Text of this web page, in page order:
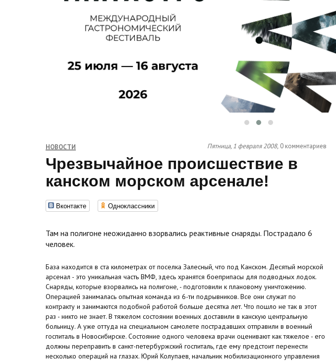
НОВОСТИ Пятница, 1 февраля 2008, 0 комментариев
Чрезвычайное происшествие в
канском морском арсенале!
Вконтакте Одноклассники
Там на полигоне неожиданно взорвались реактивные снаряды. Пострадало 6
человек.
База находится в ста километрах от поселка Залесный, что под Канском. Десятый морской
арсенал - это уникальная часть ВМФ, здесь хранятся боеприпасы для подводных лодок.
Снаряды, которые взорвались на полигоне, - подготовили к плановому уничтожению.
Операцией занималась опытная команда из 6-ти подрывников. Все они служат по
контракту и занимаются подобной работой больше десятка лет. Что пошло не так в этот
раз - никто не знает. В тяжелом состоянии военных доставили в канскую центральную
больницу. А уже оттуда на специальном самолете пострадавших отправили в военный
госпиталь в Новосибирске. Состояние одного человека врачи оценивают как тяжелое - его
должны переправить в санкт-петербуржский госпиталь, где ему предстоит перенести
несколько операций на глазах. Юрий Колупаев, начальник мобилизационного управления